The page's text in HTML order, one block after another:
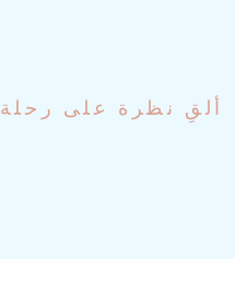
ألقِ نظرة على رحلة DentX